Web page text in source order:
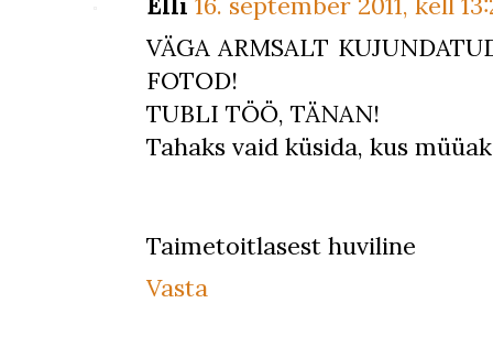
VÄGA ARMSALT
FOTOD!
TUBLI TÖÖ, TÄNAN!
Tahaks vaid küsida, kus
Taimetoitlasest huviline
Vasta